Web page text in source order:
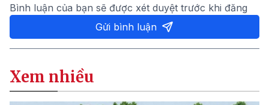
Bình luận của bạn sẽ được xét duyệt trước khi đăng
Gửi bình luận
Xem nhiều